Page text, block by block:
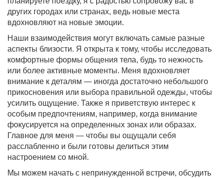
других городах или странах, ведь новые места
вдохновляют на новые эмоции.
Наши взаимодействия могут включать самые разные
аспекты близости. Я открыта к тому, чтобы исследовать
комфортные формы общения тела, будь то нежность
или более активные моменты. Меня вдохновляет
внимание к деталям — иногда достаточно небольшого
прикосновения или выбора правильной одежды, чтобы
усилить ощущение. Также я приветствую интерес к
особым предпочтениям, например, когда внимание
фокусируется на определенных зонах или образах.
Главное для меня — чтобы вы ощущали себя
расслабленно и были готовы делиться этим
настроением со мной.
Мы можем начать с непринужденной встречи, обсудить